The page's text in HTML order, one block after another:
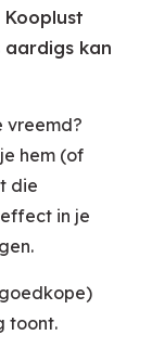
aardigs kan
vreemd?
hem (of
die
in je
toont.